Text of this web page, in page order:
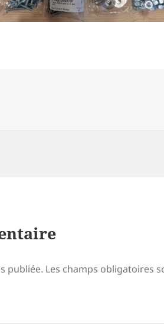
publiée. Les champs obligatoires